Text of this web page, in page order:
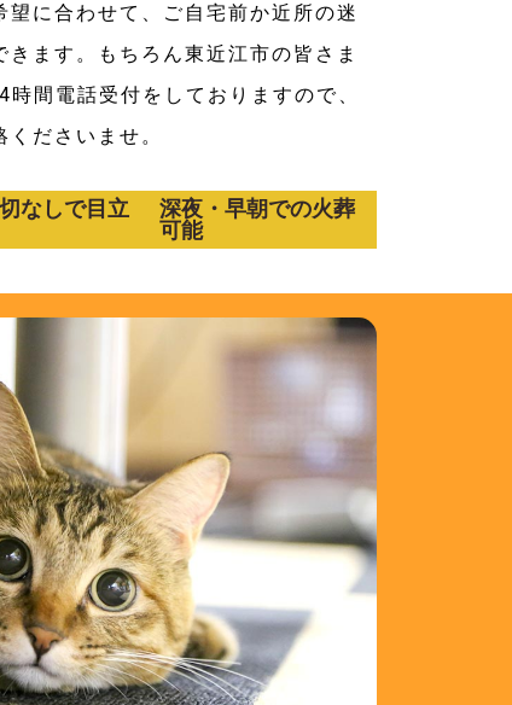
に合わせて、ご自宅前か近所の迷
ます。もちろん東近江市の皆さま
間電話受付をしておりますので、
ださいませ。
なしで目立
深夜・早朝での火葬
可能